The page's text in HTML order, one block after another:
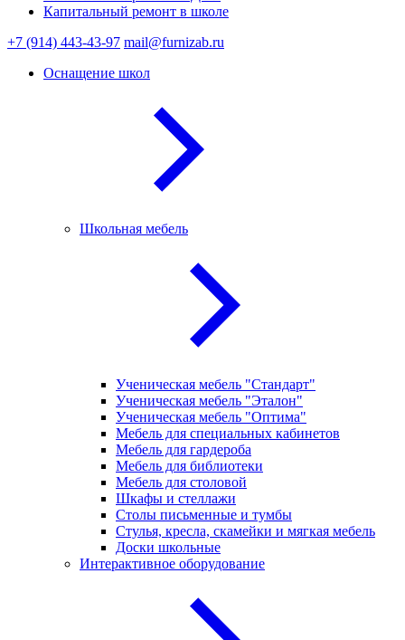
Капитальный ремонт в школе
+7 (914) 443-43-97 mail@furnizab.ru
Оснащение школ
Школьная мебель
Ученическая мебель "Стандарт"
Ученическая мебель "Эталон"
Ученическая мебель "Оптима"
Мебель для специальных кабинетов
Мебель для гардероба
Мебель для библиотеки
Мебель для столовой
Шкафы и стеллажи
Столы письменные и тумбы
Стулья, кресла, скамейки и мягкая мебель
Доски школьные
Интерактивное оборудование